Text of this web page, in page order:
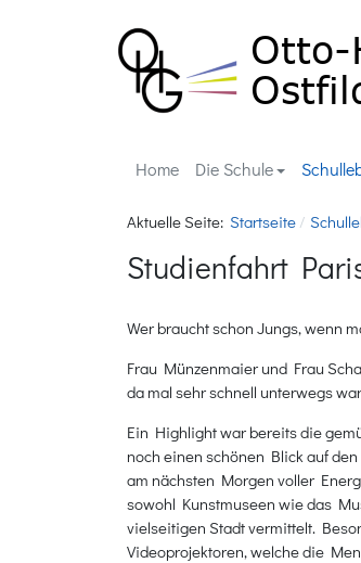
Home Die Schule
Aktuelle Seite: Startseite
Studienfahrt
Wer braucht schon Jungs, wenn
Frau Münzenmaier und Frau
da mal sehr schnell unterwegs
Ein Highlight war bereits die
noch einen schönen Blick auf
am nächsten Morgen voller
sowohl Kunstmuseen wie das
vielseitigen Stadt vermittelt.
Videoprojektoren, welche die